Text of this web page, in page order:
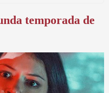
temporada de